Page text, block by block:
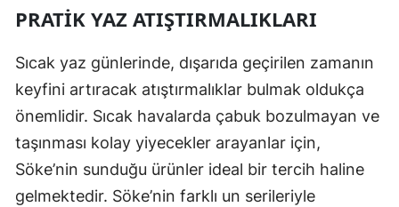
PRATIK YAZ ATIŞTIRMALIKLARI
Sıcak yaz günlerinde, dışarıda geçirilen zamanın
keyfini artıracak atıştırmalıklar bulmak oldukça
önemlidir. Sıcak havalarda çabuk bozulmayan ve
taşınması kolay yiyecekler arayanlar için,
Söke’nin sunduğu ürünler ideal bir tercih haline
gelmektedir. Söke’nin farklı un serileriyle